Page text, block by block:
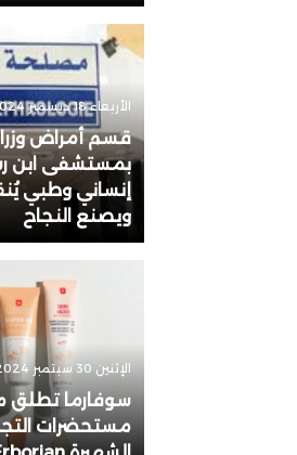
الأربعاء 18 ديسمبر 2024 - 11:23
قسم أمراض
بمستشفى ابن
إنساني وطبي
ويصنع النجاح
الإثنين 30 سبتمبر 2024 - 14:33
سوفارما
مستحضرات